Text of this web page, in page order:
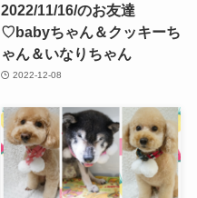
2022/11/16/のお友達
♡babyちゃん＆クッキーち
ゃん＆いなりちゃん
2022-12-08